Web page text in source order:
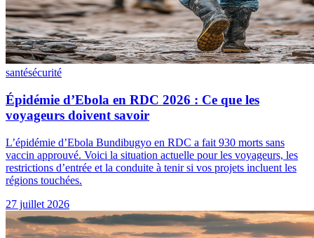
santésécurité
Épidémie d’Ebola en RDC 2026 : Ce que les
voyageurs doivent savoir
L’épidémie d’Ebola Bundibugyo en RDC a fait 930 morts sans
vaccin approuvé. Voici la situation actuelle pour les voyageurs, les
restrictions d’entrée et la conduite à tenir si vos projets incluent les
régions touchées.
27 juillet 2026